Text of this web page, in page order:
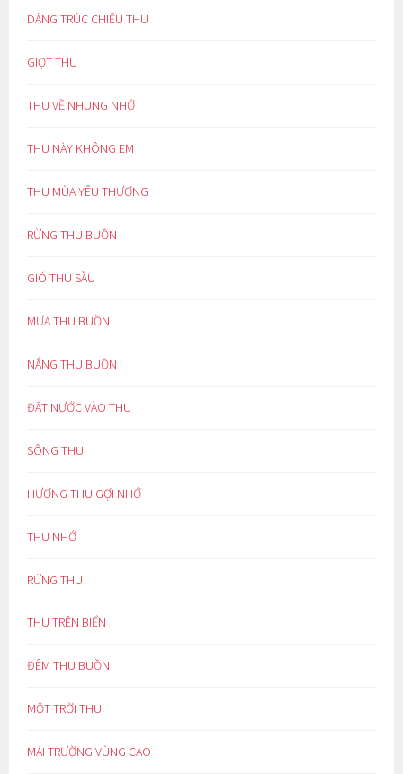
DÁNG TRÚC CHIỀU THU
GIỌT THU
THU VỀ NHUNG NHỚ
THU NÀY KHÔNG EM
THU MÙA YÊU THƯƠNG
RỪNG THU BUỒN
GIÓ THU SẦU
MƯA THU BUỒN
NẮNG THU BUỒN
ĐẤT NƯỚC VÀO THU
SÔNG THU
HƯƠNG THU GỢI NHỚ
THU NHỚ
RỪNG THU
THU TRÊN BIỂN
ĐÊM THU BUỒN
MỘT TRỜI THU
MÁI TRƯỜNG VÙNG CAO